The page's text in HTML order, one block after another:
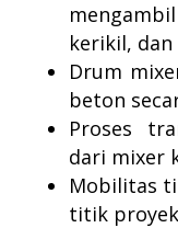
kerikil, dan
Drum
beton
Proses
dari mixer
Mobilitas
titik proyek